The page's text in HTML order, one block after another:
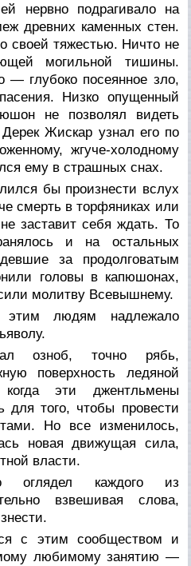
нервно подрагивало на
древних каменных стен.
своей тяжестью. Ничто не
могильной тишины.
— глубоко посеянное зло,
Низко опущенный
не позволял видеть
Жискар узнал его по
жгуче-холодному
ему в страшных снах.
бы произнести вслух
смерть в торфяниках или
заставит себя ждать. То
и на остальных
за продолговатым
головы в капюшонах,
молитву Всевышнему.
этим людям надлежало
озноб, точно рябь,
поверхность ледяной
эти джентльмены
для того, чтобы провести
Но все изменилось,
новая движущая сила,
власти.
оглядел каждого из
взвешивая слова,
с этим сообществом и
любимому занятию —